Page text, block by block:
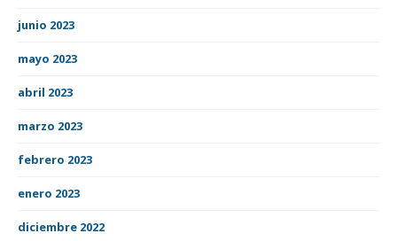
junio 2023
mayo 2023
abril 2023
marzo 2023
febrero 2023
enero 2023
diciembre 2022